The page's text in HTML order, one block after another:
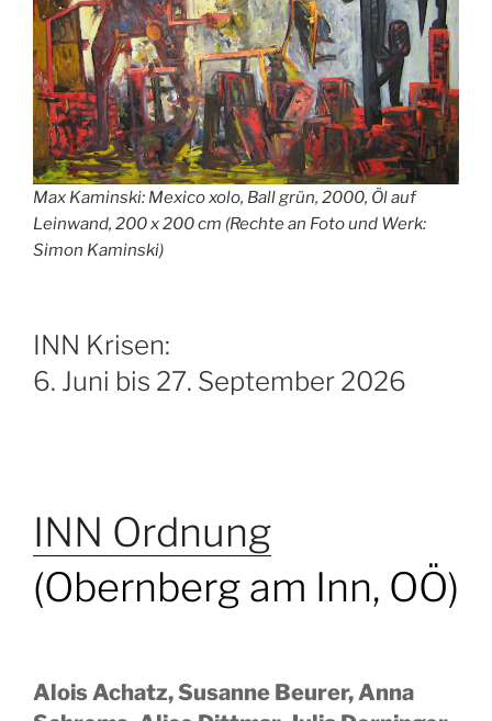
Max Kaminski: Mexico xolo, Ball grün, 2000, Öl auf
Leinwand, 200 x 200 cm (Rechte an Foto und Werk:
Simon Kaminski)
INN Krisen:
6. Juni bis 27. September 2026
INN Ordnung
(Obernberg am Inn, OÖ)
Alois Achatz, Susanne Beurer, Anna